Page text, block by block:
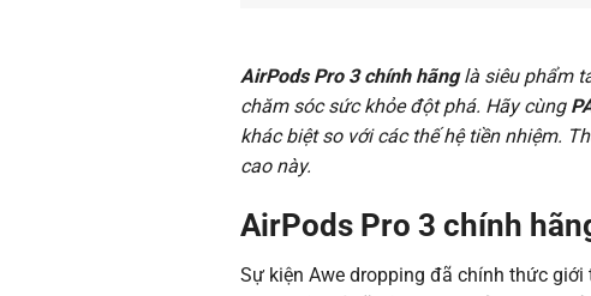
AirPods Pro 3 chính hãnglà siêu phẩm
chăm sóc sức khỏe đột phá. Hãy cùng
khác biệt so với các thế hệ tiền nhiệm.
cao này.
AirPods Pro 3 chính
Sự kiện Awe dropping đã chính thức giới